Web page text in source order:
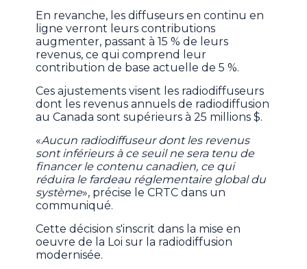
En revanche, les diffuseurs en continu en
ligne verront leurs contributions
augmenter, passant à 15 % de leurs
revenus, ce qui comprend leur
contribution de base actuelle de 5 %.
Ces ajustements visent les radiodiffuseurs
dont les revenus annuels de radiodiffusion
au Canada sont supérieurs à 25 millions $.
«Aucun radiodiffuseur dont les revenus
sont inférieurs à ce seuil ne sera tenu de
financer le contenu canadien, ce qui
réduira le fardeau réglementaire global du
système», précise le CRTC dans un
communiqué.
Cette décision s'inscrit dans la mise en
oeuvre de la Loi sur la radiodiffusion
modernisée.